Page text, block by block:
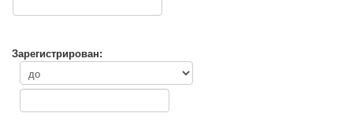
Зарегистрирован: